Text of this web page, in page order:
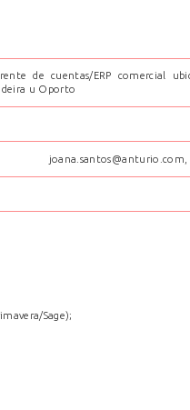
de cuentas/ERP comercial
u Oporto
Sage);